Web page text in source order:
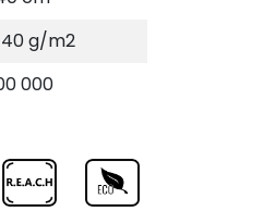
g/m2
000